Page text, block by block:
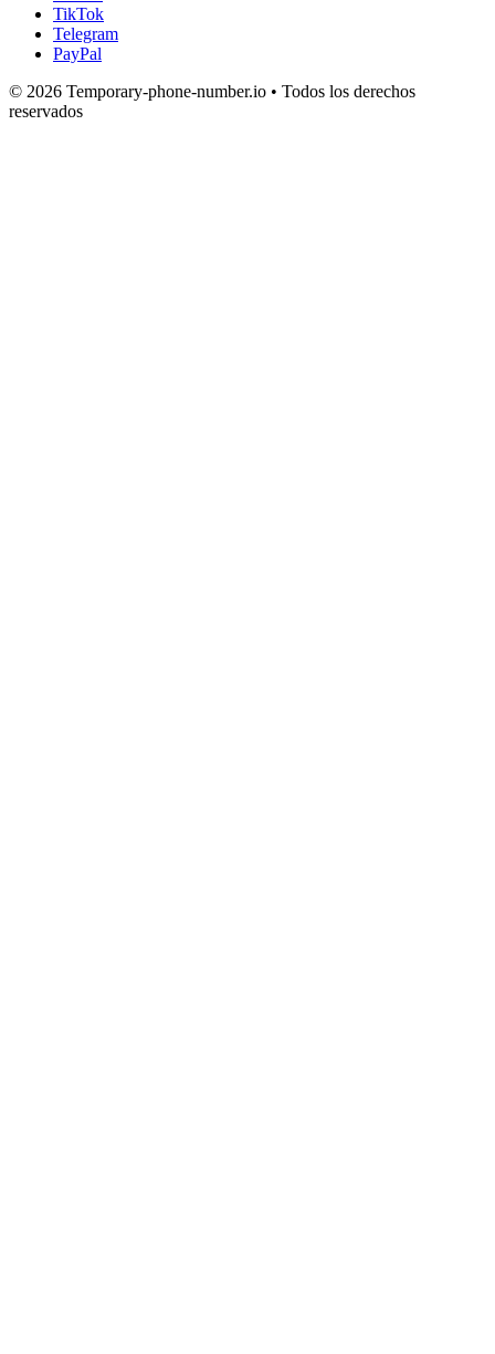
TikTok
Telegram
PayPal
© 2026 Temporary-phone-number.io • Todos los derechos
reservados